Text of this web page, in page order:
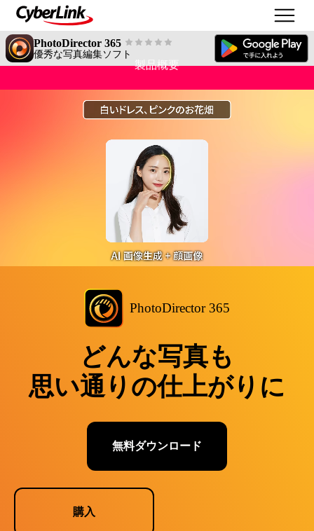
PhotoDirector 365
優秀な写真編集ソフト
製品概要
PhotoDirector 365
どんな写真も
思い通りの仕上がりに
無料ダウンロード
購入